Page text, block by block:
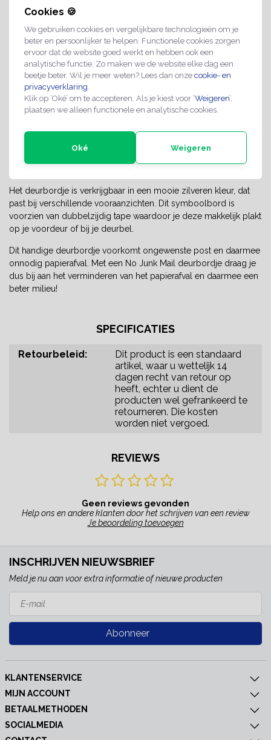
Cookies 🍪
We gebruiken cookies en vergelijkbare technologieën om je
beter en persoonlijker te helpen. Functionele cookies zorgen
ervoor dat de website goed werkt en hebben ook een
analytische functie. Zo maken we de website elke dag een
beetje beter. Wil je meer weten? Lees dan onze cookie- en
privacyverklaring.
Klik op ‘Oké’ om te accepteren. Als je kiest voor ‘Weigeren’,
plaatsen we alleen functionele en analytische cookies.
Oké Weigeren
Maatwerk mogelijk op aanvraag
Professionele kwaliteit
Spoedlevering mogelijk
Share with Whatsapp
INFORMATIE
CombiCraft No Junk Mail Deurbordje met afmetingen van 80 x
Het deurbordje is verkrijgbaar in een mooie zilveren kleur, dat
past bij verschillende vooraanzichten. Dit symboolbord is
voorzien van dubbelzijdig tape waardoor je deze makkelijk plakt
op je voordeur of bij je deurbel.
Dit handige deurbordje voorkomt ongewenste post en daarmee
onnodig papierafval. Met een No Junk Mail deurbordje draag je
dus bij aan het verminderen van het papierafval en daarmee een
beter milieu!
SPECIFICATIES
Retourbeleid:
Dit product is een standaard
artikel, waar u wettelijk 14
dagen recht van retour op
heeft, echter u dient de
producten wel gefrankeerd te
retourneren. Die kosten
worden niet vergoed.
REVIEWS
Geen reviews gevonden
Help ons en andere klanten door het schrijven van een review
Je beoordeling toevoegen
INSCHRIJVEN NIEUWSBRIEF
Meld je nu aan voor extra informatie of nieuwe producten
Abonneer
KLANTENSERVICE
MIJN ACCOUNT
BETAALMETHODEN
SOCIALMEDIA